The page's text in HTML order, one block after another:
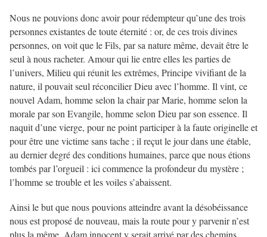
Nous ne pouvions donc avoir pour rédempteur qu’une des trois
personnes existantes de toute éternité : or, de ces trois divines
personnes, on voit que le Fils, par sa nature même, devait être le
seul à nous racheter. Amour qui lie entre elles les parties de
l’univers, Milieu qui réunit les extrêmes, Principe vivifiant de la
nature, il pouvait seul réconcilier Dieu avec l’homme. Il vint, ce
nouvel Adam, homme selon la chair par Marie, homme selon la
morale par son Evangile, homme selon Dieu par son essence. Il
naquit d’une vierge, pour ne point participer à la faute originelle et
pour être une victime sans tache ; il reçut le jour dans une étable,
au dernier degré des conditions humaines, parce que nous étions
tombés par l’orgueil : ici commence la profondeur du mystère ;
l’homme se trouble et les voiles s’abaissent.
Ainsi le but que nous pouvions atteindre avant la désobéissance
nous est proposé de nouveau, mais la route pour y parvenir n’est
plus la même. Adam innocent y serait arrivé par des chemins